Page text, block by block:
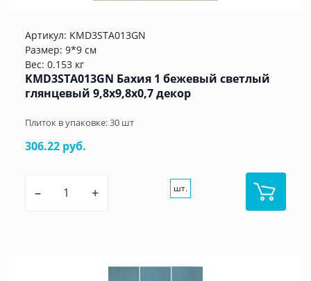
Артикул: KMD3STA013GN
Размер: 9*9 см
Вес: 0.153 кг
KMD3STA013GN Бахия 1 бежевый светлый
глянцевый 9,8x9,8x0,7 декор
Плиток в упаковке:30 шт
306.22 руб.
– + шт.